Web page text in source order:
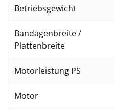
Betriebsgewicht
Bandagenbreite /
Plattenbreite
Motorleistung PS
Motor